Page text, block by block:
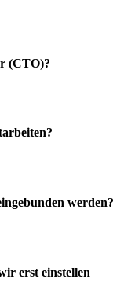
(CTO)?
werden?
erst einstellen